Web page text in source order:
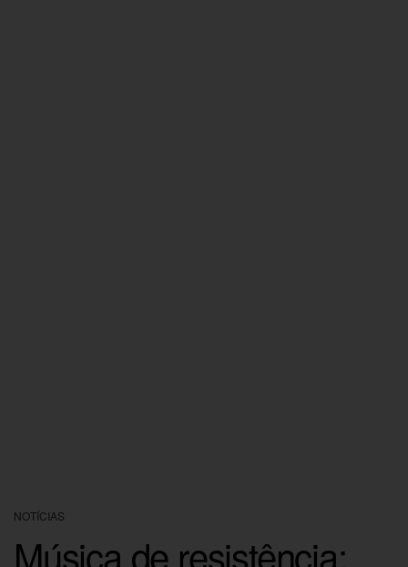
NOTÍCIAS
Música de resistência: